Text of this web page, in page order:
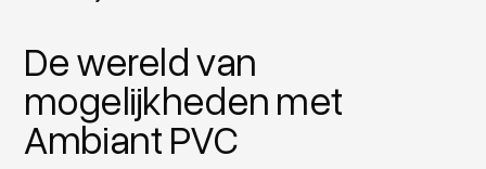
De wereld van
mogelijkheden met
Ambiant PVC